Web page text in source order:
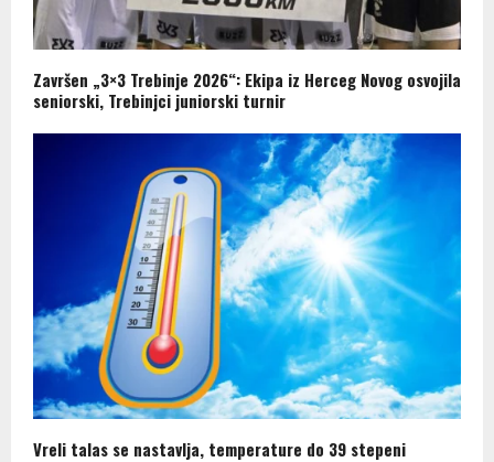
Završen „3×3 Trebinje 2026“: Ekipa iz Herceg Novog osvojila
seniorski, Trebinjci juniorski turnir
Vreli talas se nastavlja, temperature do 39 stepeni